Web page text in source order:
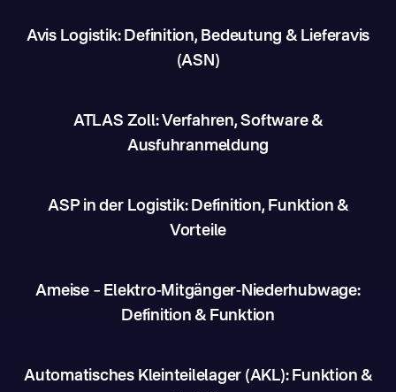
Avis Logistik: Definition, Bedeutung & Lieferavis
(ASN)
ATLAS Zoll: Verfahren, Software &
Ausfuhranmeldung
ASP in der Logistik: Definition, Funktion &
Vorteile
Ameise – Elektro-Mitgänger-Niederhubwage:
Definition & Funktion
Automatisches Kleinteilelager (AKL): Funktion &